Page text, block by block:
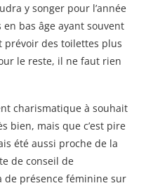
y songer pour l’année
bas âge ayant souvent
prévoir des toilettes plus
le reste, il ne faut rien
charismatique à souhait
bien, mais que c’est pire
été aussi proche de la
de conseil de
présence féminine sur